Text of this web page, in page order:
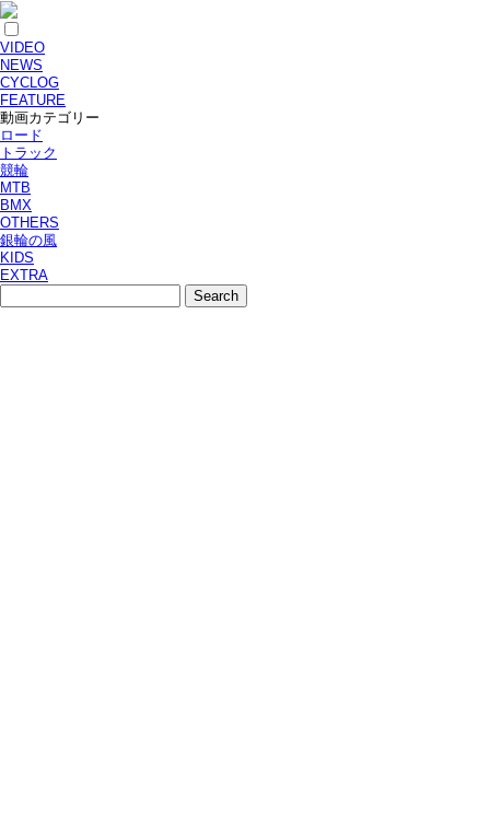
VIDEO
NEWS
CYCLOG
FEATURE
動画カテゴリー
ロード
トラック
競輪
MTB
BMX
OTHERS
銀輪の風
KIDS
EXTRA